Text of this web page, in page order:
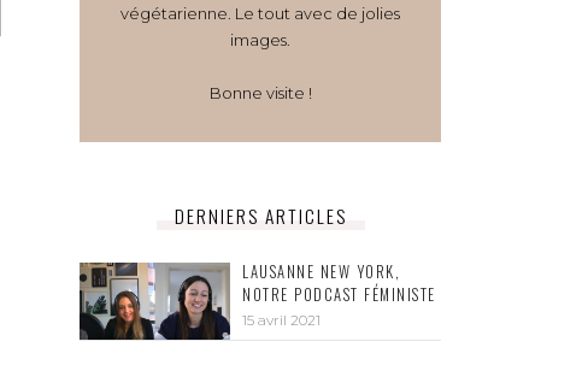
végétarienne. Le tout avec de jolies
images.
Bonne visite !
DERNIERS ARTICLES
LAUSANNE NEW YORK,
NOTRE PODCAST FÉMINISTE
15 avril 2021